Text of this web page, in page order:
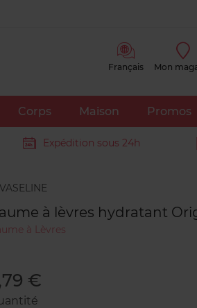
Français Mon
Corps Maison Promos
Expédition sous 24h
clients
à lèvres hydratant
à Lèvres
€